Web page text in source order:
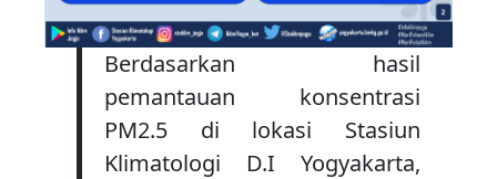
Berdasarkan hasil
pemantauan konsentrasi
PM2.5 di lokasi Stasiun
Klimatologi D.I Yogyakarta,